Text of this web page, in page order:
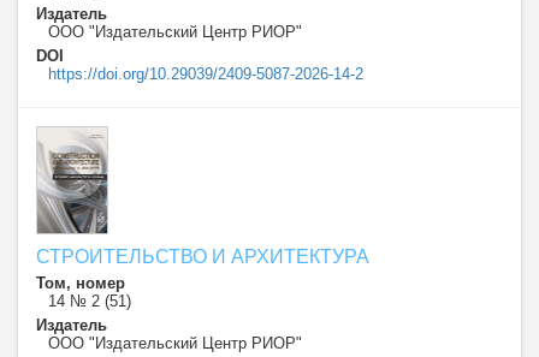
Издатель
ООО "Издательский Центр РИОР"
DOI
https://doi.org/10.29039/2409-5087-2026-14-2
СТРОИТЕЛЬСТВО И АРХИТЕКТУРА
Том, номер
14 № 2 (51)
Издатель
ООО "Издательский Центр РИОР"